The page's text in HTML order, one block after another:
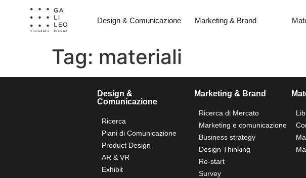
Design & Comunicazione Marketing & Brand
Tag: materiali
Design &
Comunicazione
Ricerca
Piani di Comunicazione
Product Design
AR & VR
Exhibit
Marketing & Brand
Ricerca di Mercato
Marketing e comunicazione
Business strategy
Design Thinking
Re-start
Survey